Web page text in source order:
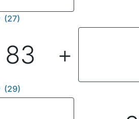
(27)
83 ＋
(29)